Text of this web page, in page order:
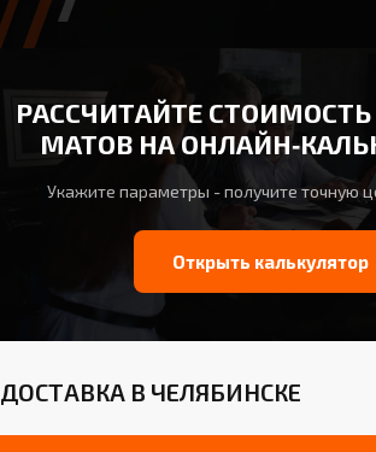
РАССЧИТАЙТЕ
МАТОВ НА
Укажите параметры - получите точную
Открыть калькулятор
ДОСТАВКА В ЧЕЛЯБИНСКЕ